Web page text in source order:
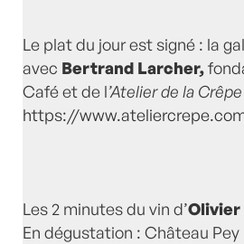
Le plat du jour est signé : la
avec Bertrand Larcher,
Café et de l’Atelier de la Crêpe
https://
Les 2 minutes du vin d’Olivier
En dégustation : Château Pey